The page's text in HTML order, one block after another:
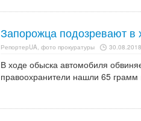
Запорожца подозревают в
РепортерUA, фото прокуратуры
В ходе обыска автомобиля
правоохранители нашли 65